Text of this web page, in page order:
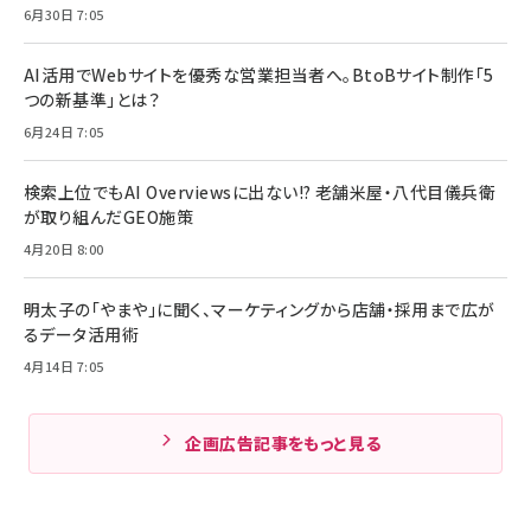
6月30日 7:05
AI活用でWebサイトを優秀な営業担当者へ。BtoBサイト制作「5
つの新基準」とは？
6月24日 7:05
検索上位でもAI Overviewsに出ない!? 老舗米屋・八代目儀兵衛
が取り組んだGEO施策
4月20日 8:00
明太子の「やまや」に聞く、マーケティングから店舗・採用まで広が
るデータ活用術
4月14日 7:05
企画広告記事をもっと見る